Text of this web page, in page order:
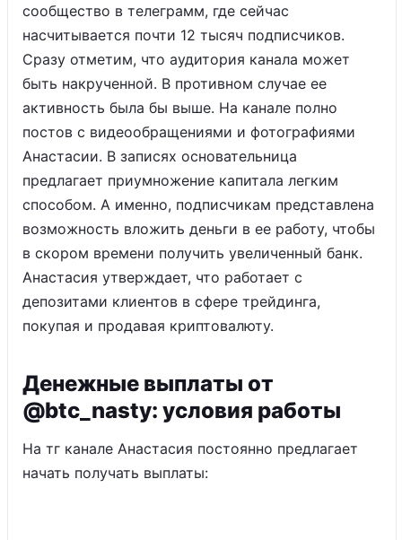
сообщество в телеграмм, где сейчас
насчитывается почти 12 тысяч подписчиков.
Сразу отметим, что аудитория канала может
быть накрученной. В противном случае ее
активность была бы выше. На канале полно
постов с видеообращениями и фотографиями
Анастасии. В записях основательница
предлагает приумножение капитала легким
способом. А именно, подписчикам представлена
возможность вложить деньги в ее работу, чтобы
в скором времени получить увеличенный банк.
Анастасия утверждает, что работает с
депозитами клиентов в сфере трейдинга,
покупая и продавая криптовалюту.
Денежные выплаты от
@btc_nasty: условия работы
На тг канале Анастасия постоянно предлагает
начать получать выплаты: